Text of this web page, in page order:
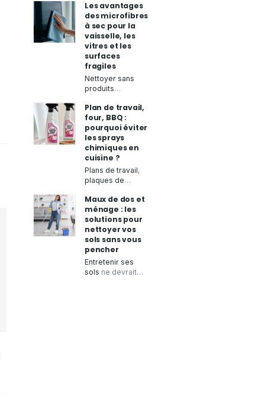
Les avantages
des microfibres
à sec pour la
vaisselle, les
vitres et les
surfaces
fragiles
Nettoyer sans
produits
obtenant un
résultat
impeccable, c’est
possible grâce à
lamicrofibre à
sec.Aqua Clean
Concept ,
spécialiste des
déchet, vous
présente ses
chiffons
microfibres de
qualité, conçus
pouressuyer
faire brilleret
nettoyerde
Plan de travail,
four, BBQ :
pourquoi éviter
les sprays
chimiques en
cuisine ?
Plans de travail,
plaques de
barbecue : la
cuisine demande
un entretien
régulier pour
garantir une
bonne hygiène.
Aqua Clean
Concept,
Maux de dos et
ménage : les
solutions pour
nettoyer vos
sols sans vous
pencher
Entretenir ses
sols ne devrait